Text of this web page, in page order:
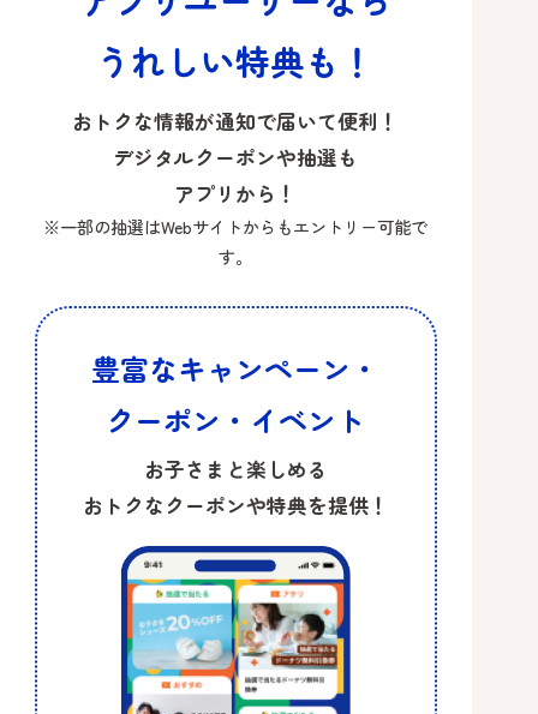
うれしい特典も！​
おトクな情報が通知で届いて​便利！​​
デジタルクーポンや抽選も​
アプリから！​
※一部の抽選はWebサイトからもエントリー可能で
す。
豊富なキャンペーン・
クーポン・イベント
お子さまと楽しめる
おトクなクーポンや特典を提供！